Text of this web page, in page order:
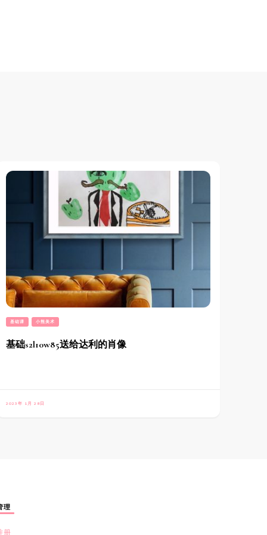
基础课 小熊美术
基础s2l10w85送给达利的肖像
2023年 1月 28日
理
册